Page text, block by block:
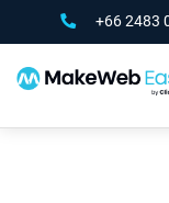
+66 2483